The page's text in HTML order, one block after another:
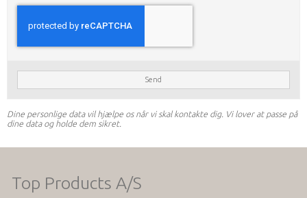
Send
Dine personlige data vil hjælpe os når vi skal kontakte dig. Vi lover at passe på
dine data og holde dem sikret.
Top Products A/S